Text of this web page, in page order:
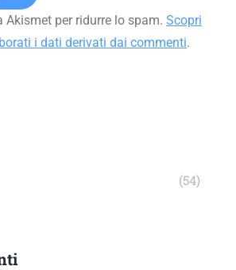
Akismet per ridurre lo spam. Scopri
i dati derivati dai commenti.
(54)